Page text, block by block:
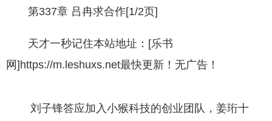
第337章 吕冉求合作[1/2页]
天才一秒记住本站地址：[乐书
网]https://m.leshuxs.net最快更新！无广告！
刘子锋答应加入小猴科技的创业团队，姜珩十